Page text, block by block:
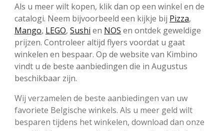
Als u meer wilt kopen, klik dan op een winkel en de
catalogi. Neem bijvoorbeeld een kijkje bij Pizza,
Mango, LEGO, Sushi en NOS en ontdek geweldige
prijzen. Controleer altijd flyers voordat u gaat
winkelen en bespaar. Op de website van Kimbino
vindt u de beste aanbiedingen die in Augustus
beschikbaar zijn.
Wij verzamelen de beste aanbiedingen van uw
favoriete Belgische winkels. Als u meer geld wilt
besparen tijdens het winkelen, download dan onze